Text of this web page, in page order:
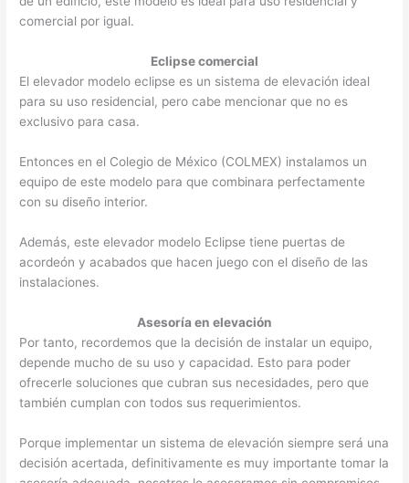
comercial por igual.
Eclipse comercial
El elevador modelo eclipse es un sistema de elevación ideal
para su uso residencial, pero cabe mencionar que no es
exclusivo para casa.
Entonces en el Colegio de México (COLMEX) instalamos un
equipo de este modelo para que combinara perfectamente
con su diseño interior.
Además, este elevador modelo Eclipse tiene puertas de
acordeón y acabados que hacen juego con el diseño de las
instalaciones.
Asesoría en elevación
Por tanto, recordemos que la decisión de instalar un equipo,
depende mucho de su uso y capacidad. Esto para poder
ofrecerle soluciones que cubran sus necesidades, pero que
también cumplan con todos sus requerimientos.
Porque implementar un sistema de elevación siempre será una
decisión acertada, definitivamente es muy importante tomar la